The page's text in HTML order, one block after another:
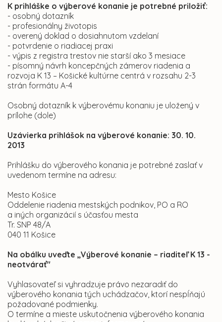
K prihláške o výberové konanie je potrebné priložiť:
- osobný dotazník
- profesionálny životopis
- overený doklad o dosiahnutom vzdelaní
- potvrdenie o riadiacej praxi
- výpis z registra trestov nie starší ako 3 mesiace
- písomný návrh koncepčných zámerov riadenia a
rozvoja K 13 – Košické kultúrne centrá v rozsahu 2-3
strán formátu A-4
Osobný dotazník k výberovému konaniu je uložený v
prílohe (dole)
Uzávierka prihlášok na výberové konanie: 30. 10.
2013
Prihlášku do výberového konania je potrebné zaslať v
uvedenom termíne na adresu:
Mesto Košice
Oddelenie riadenia mestských podnikov, PO a RO
a iných organizácií s účasťou mesta
Tr. SNP 48/A
040 11 Košice
Na obálku uveďte „Výberové konanie – riaditeľ K 13 -
neotvárať"
Vyhlasovateľ si vyhradzuje právo nezaradiť do
výberového konania tých uchádzačov, ktorí nespĺňajú
požadované podmienky.
O termíne a mieste uskutočnenia výberového konania